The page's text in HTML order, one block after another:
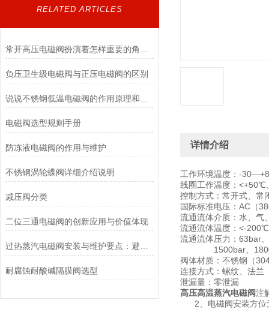
RELATED ARTICLES
负压卫生级电磁阀与正压电磁阀的区别
电磁阀选型规则手册
防冻液电磁阀的作用与维护
不锈钢涡轮蝶阀详细介绍说明
减压阀分类
二位三通电磁阀的创新应用与价值体现
耐腐蚀耐酸碱隔膜阀选型
详情介绍
工作环境温度：-
线圈工作温度：
控制方式：常开式、常
国际标准电压：AC（
流通流体介质：水、气
流通流体温度：<-
流通流体压力：63bar
1500bar、
阀体材质：不锈钢（
连接方式：螺纹、法兰
泄漏量：零泄漏
高压高温蒸汽电磁阀注
2、电磁阀安装方位